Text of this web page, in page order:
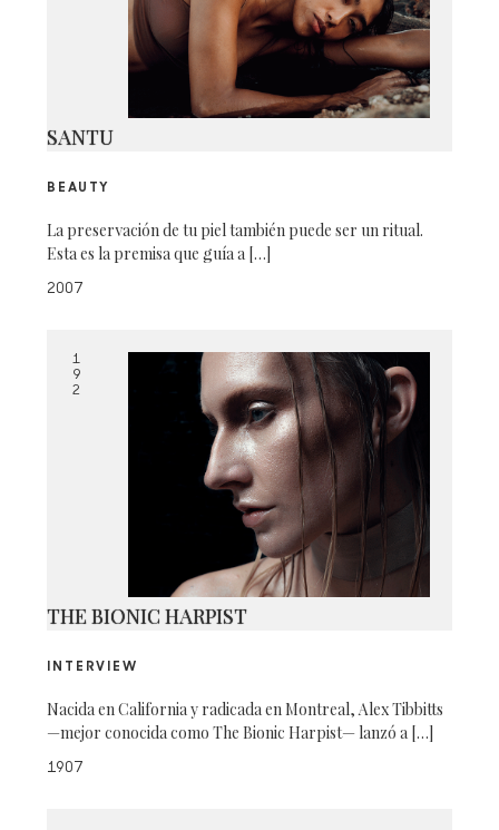
SANTU
BEAUTY
La preservación de tu piel también puede ser un ritual.
Esta es la premisa que guía a […]
2007
1
9
2
THE BIONIC HARPIST
INTERVIEW
Nacida en California y radicada en Montreal, Alex Tibbitts
—mejor conocida como The Bionic Harpist— lanzó a […]
1907